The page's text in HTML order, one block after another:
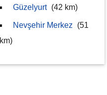
Güzelyurt (42 km)
Nevşehir Merkez
(51
km)